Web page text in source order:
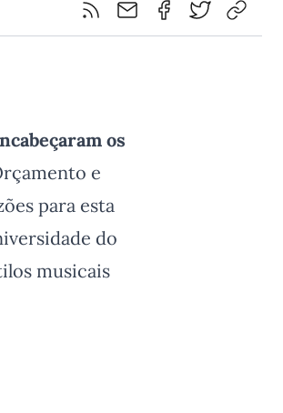
Feed RSS
Partilhar por email
Partilhar por
Partilhar por
os
e
para esta
do
musicais